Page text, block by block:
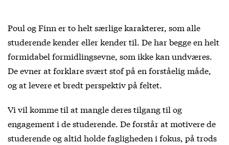
Poul og Finn er to helt særlige karakterer, som alle
studerende kender eller kender til. De har begge en helt
formidabel formidlingsevne, som ikke kan undværes.
De evner at forklare svært stof på en forståelig måde,
og at levere et bredt perspektiv på feltet.
Vi vil komme til at mangle deres tilgang til og
engagement i de studerende. De forstår at motivere de
studerende og altid holde fagligheden i fokus, på trods